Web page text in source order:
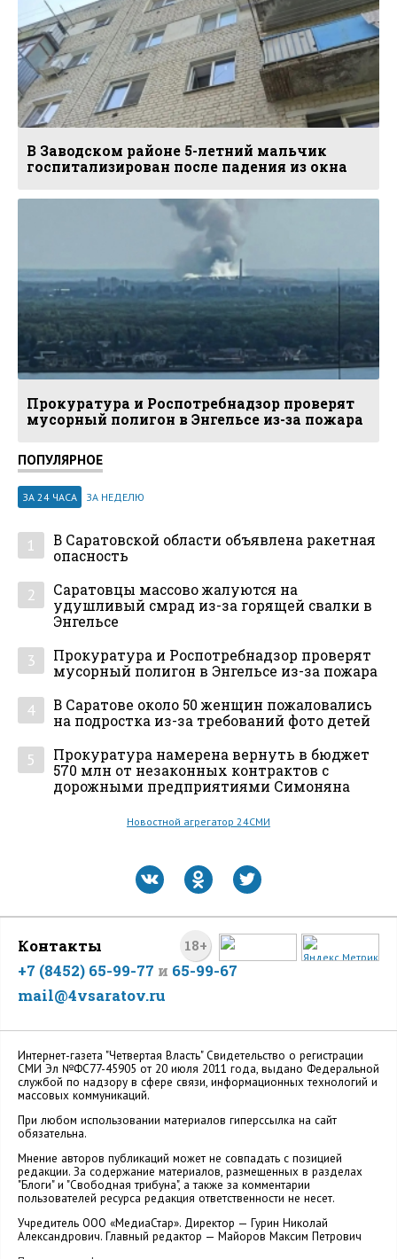
В Заводском районе 5-летний мальчик
госпитализирован после падения из окна
Прокуратура и Роспотребнадзор проверят
мусорный полигон в Энгельсе из-за пожара
ПОПУЛЯРНОЕ
ЗА 24 ЧАСА ЗА НЕДЕЛЮ
1
В Саратовской области объявлена ракетная
опасность
2
Саратовцы массово жалуются на
удушливый смрад из-за горящей свалки в
Энгельсе
3
Прокуратура и Роспотребнадзор проверят
мусорный полигон в Энгельсе из-за пожара
4
В Саратове около 50 женщин пожаловались
на подростка из-за требований фото детей
5
Прокуратура намерена вернуть в бюджет
570 млн от незаконных контрактов с
дорожными предприятиями Симоняна
Новостной агрегатор 24СМИ
18+
Контакты
+7 (8452) 65-99-77 и 65-99-67
mail@4vsaratov.ru
Интернет-газета "Четвертая Власть" Cвидетельство о регистрации
СМИ Эл №ФС77-45905 от 20 июля 2011 года, выдано Федеральной
службой по надзору в сфере связи, информационных технологий и
массовых коммуникаций.
При любом использовании материалов гиперссылка на сайт
обязательна.
Мнение авторов публикаций может не совпадать с позицией
редакции. За содержание материалов, размещенных в разделах
"Блоги" и "Свободная трибуна", а также за комментарии
пользователей ресурса редакция ответственности не несет.
Учредитель ООО «МедиаСтар». Директор — Гурин Николай
Александрович. Главный редактор — Майоров Максим Петрович